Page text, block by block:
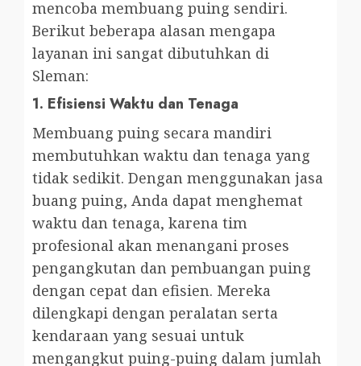
mencoba membuang puing sendiri.
Berikut beberapa alasan mengapa
layanan ini sangat dibutuhkan di
Sleman:
1. Efisiensi Waktu dan Tenaga
Membuang puing secara mandiri
membutuhkan waktu dan tenaga yang
tidak sedikit. Dengan menggunakan jasa
buang puing, Anda dapat menghemat
waktu dan tenaga, karena tim
profesional akan menangani proses
pengangkutan dan pembuangan puing
dengan cepat dan efisien. Mereka
dilengkapi dengan peralatan serta
kendaraan yang sesuai untuk
mengangkut puing-puing dalam jumlah